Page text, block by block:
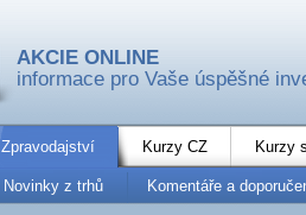
AKCIE ONLINE
informace pro Vaše úspěšné
Zpravodajství Kurzy CZ Kurzy
Novinky z trhů Komentáře a